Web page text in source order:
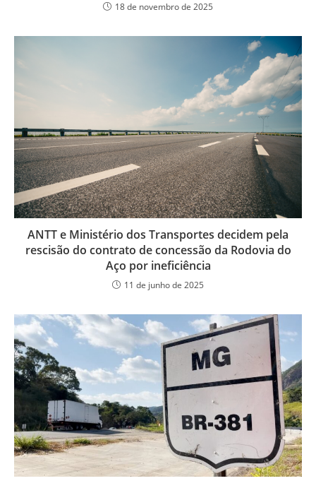
18 de novembro de 2025
ANTT e Ministério dos Transportes decidem pela
rescisão do contrato de concessão da Rodovia do
Aço por ineficiência
11 de junho de 2025